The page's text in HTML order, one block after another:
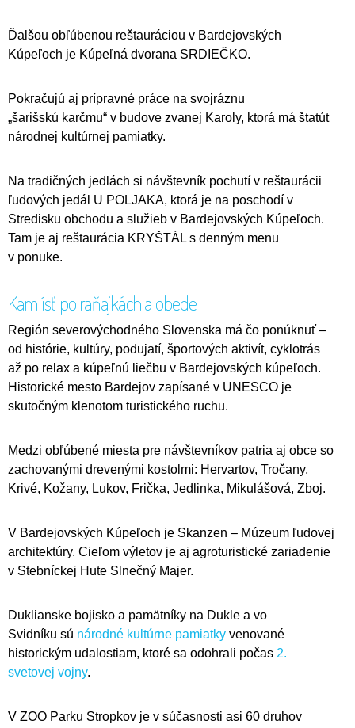
Ďalšou obľúbenou reštauráciou v Bardejovských
Kúpeľoch je Kúpeľná dvorana SRDIEČKO.
Pokračujú aj prípravné práce na svojráznu
„šarišskú karčmu“ v budove zvanej Karoly, ktorá má štatút
národnej kultúrnej pamiatky.
Na tradičných jedlách si návštevník pochutí v reštaurácii
ľudových jedál U POLJAKA, ktorá je na poschodí v
Stredisku obchodu a služieb v Bardejovských Kúpeľoch.
Tam je aj reštaurácia KRYŠTÁL s denným menu
v ponuke.
Kam ísť po raňajkách a obede
Región severovýchodného Slovenska má čo ponúknuť –
od histórie, kultúry, podujatí, športových aktivít, cyklotrás
až po relax a kúpeľnú liečbu v Bardejovských kúpeľoch.
Historické mesto Bardejov zapísané v UNESCO je
skutočným klenotom turistického ruchu.
Medzi obľúbené miesta pre návštevníkov patria aj obce so
zachovanými drevenými kostolmi: Hervartov, Tročany,
Krivé, Kožany, Lukov, Frička, Jedlinka, Mikulášová, Zboj.
V Bardejovských Kúpeľoch je Skanzen – Múzeum ľudovej
architektúry. Cieľom výletov je aj agroturistické zariadenie
v Stebníckej Hute Slnečný Majer.
Duklianske bojisko a pamätníky na Dukle a vo
Svidníku sú národné kultúrne pamiatky venované
historickým udalostiam, ktoré sa odohrali počas 2.
svetovej vojny.
V ZOO Parku Stropkov je v súčasnosti asi 60 druhov